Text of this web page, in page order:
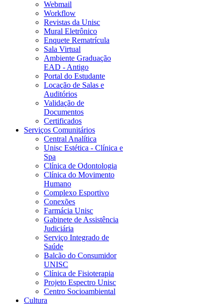
Webmail
Workflow
Revistas da Unisc
Mural Eletrônico
Enquete Rematrícula
Sala Virtual
Ambiente Graduação
EAD - Antigo
Portal do Estudante
Locação de Salas e
Auditórios
Validação de
Documentos
Certificados
Serviços Comunitários
Central Analítica
Unisc Estética - Clínica e
Spa
Clínica de Odontologia
Clínica do Movimento
Humano
Complexo Esportivo
Conexões
Farmácia Unisc
Gabinete de Assistência
Judiciária
Serviço Integrado de
Saúde
Balcão do Consumidor
UNISC
Clínica de Fisioterapia
Projeto Espectro Unisc
Centro Socioambiental
Cultura